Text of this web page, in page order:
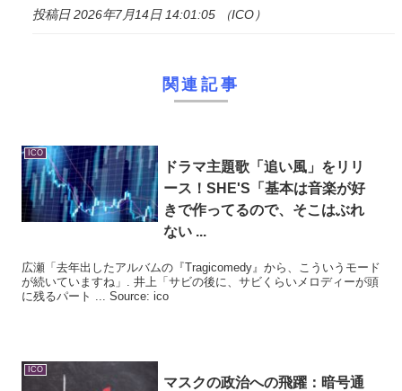
投稿日 2026年7月14日 14:01:05 （ICO）
関連記事
ICO
ドラマ主題歌「追い風」をリリ
ース！SHE'S「基本は音楽が好
きで作ってるので、そこはぶれ
ない ...
広瀬「去年出したアルバムの『Tragicomedy』から、こういうモード
が続いていますね」. 井上「サビの後に、サビくらいメロディーが頭
に残るパート ... Source: ico
ICO
マスクの政治への飛躍：暗号通